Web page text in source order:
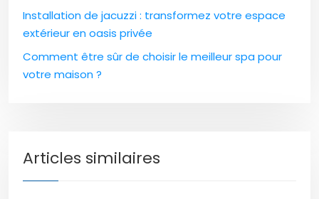
Installation de jacuzzi : transformez votre espace
extérieur en oasis privée
Comment être sûr de choisir le meilleur spa pour
votre maison ?
Articles similaires